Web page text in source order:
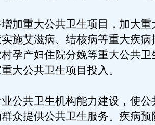
重大公共卫生项目，加大重
施艾滋病、结核病等重大疾病
孕产妇住院分娩等重大公共卫
大公共卫生项目投入。
共卫生机构能力建设，使公
众提供公共卫生服务。疾病预